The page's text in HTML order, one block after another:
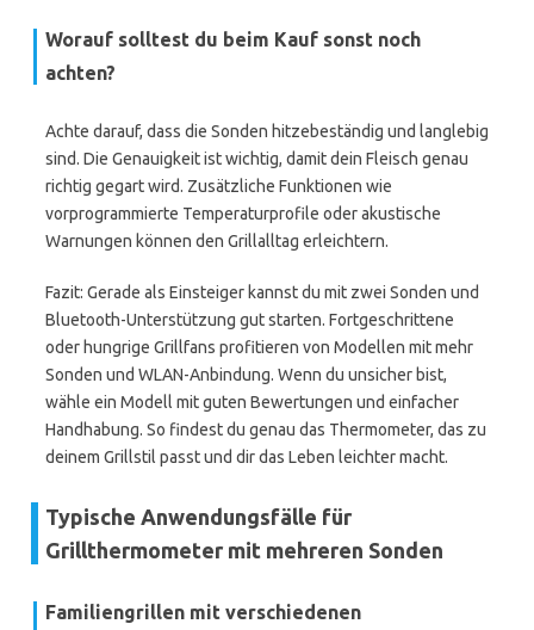
Worauf solltest du beim Kauf sonst noch
achten?
Achte darauf, dass die Sonden hitzebeständig und langlebig
sind. Die Genauigkeit ist wichtig, damit dein Fleisch genau
richtig gegart wird. Zusätzliche Funktionen wie
vorprogrammierte Temperaturprofile oder akustische
Warnungen können den Grillalltag erleichtern.
Fazit: Gerade als Einsteiger kannst du mit zwei Sonden und
Bluetooth-Unterstützung gut starten. Fortgeschrittene
oder hungrige Grillfans profitieren von Modellen mit mehr
Sonden und WLAN-Anbindung. Wenn du unsicher bist,
wähle ein Modell mit guten Bewertungen und einfacher
Handhabung. So findest du genau das Thermometer, das zu
deinem Grillstil passt und dir das Leben leichter macht.
Typische Anwendungsfälle für
Grillthermometer mit mehreren Sonden
Familiengrillen mit verschiedenen